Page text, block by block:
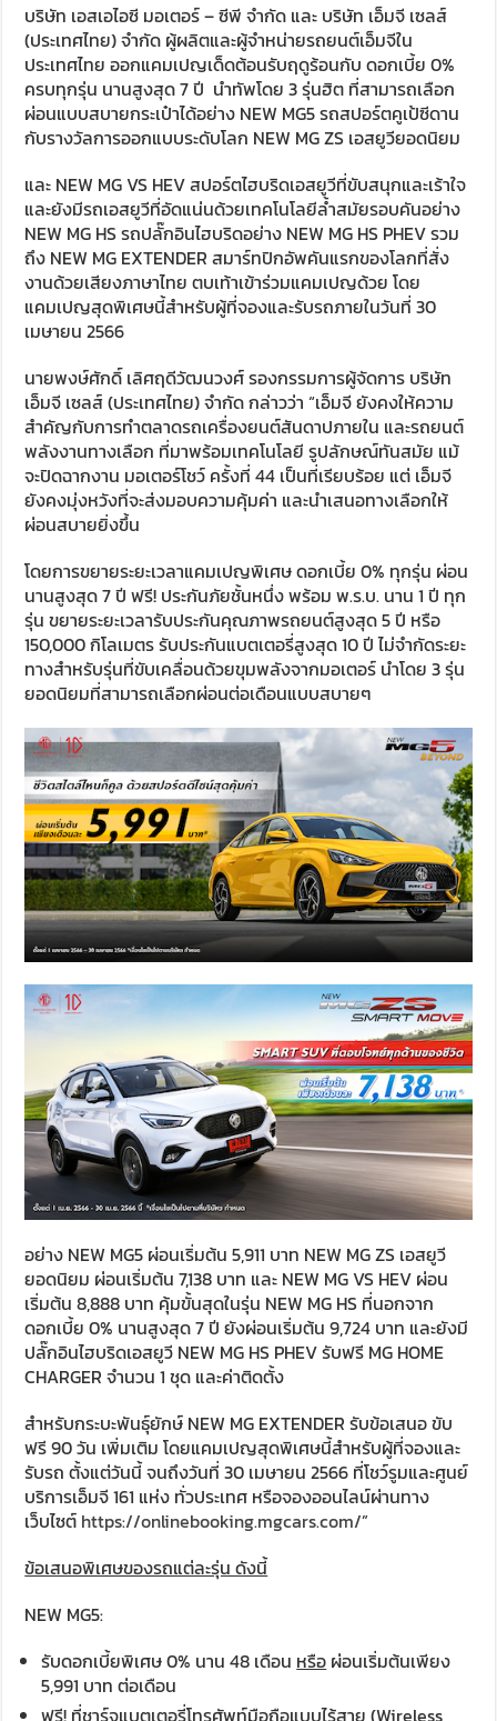
บริษัท เอสเอไอซี มอเตอร์ – ซีพี จำกัด และ บริษัท เอ็มจี เซลส์
(ประเทศไทย) จำกัด ผู้ผลิตและผู้จำหน่ายรถยนต์เอ็มจีใน
ประเทศไทย ออกแคมเปญเด็ดต้อนรับฤดูร้อนกับ ดอกเบี้ย 0%
ครบทุกรุ่น นานสูงสุด 7 ปี นำทัพโดย 3 รุ่นฮิต ที่สามารถเลือก
ผ่อนแบบสบายกระเป๋าได้อย่าง NEW MG5 รถสปอร์ตคูเป้ซีดาน
กับรางวัลการออกแบบระดับโลก NEW MG ZS เอสยูวียอดนิยม
และ NEW MG VS HEV สปอร์ตไฮบริดเอสยูวีที่ขับสนุกและเร้าใจ
และยังมีรถเอสยูวีที่อัดแน่นด้วยเทคโนโลยีล้ำสมัยรอบคันอย่าง
NEW MG HS รถปลั๊กอินไฮบริดอย่าง NEW MG HS PHEV รวม
ถึง NEW MG EXTENDER สมาร์ทปิกอัพคันแรกของโลกที่สั่ง
งานด้วยเสียงภาษาไทย ตบเท้าเข้าร่วมแคมเปญด้วย โดย
แคมเปญสุดพิเศษนี้สำหรับผู้ที่จองและรับรถภายในวันที่ 30
เมษายน 2566
นายพงษ์ศักดิ์ เลิศฤดีวัฒนวงศ์ รองกรรมการผู้จัดการ บริษัท
เอ็มจี เซลส์ (ประเทศไทย) จำกัด กล่าวว่า “เอ็มจี ยังคงให้ความ
สำคัญกับการทำตลาดรถเครื่องยนต์สันดาปภายใน และรถยนต์
พลังงานทางเลือก ที่มาพร้อมเทคโนโลยี รูปลักษณ์ทันสมัย แม้
จะปิดฉากงาน มอเตอร์โชว์ ครั้งที่ 44 เป็นที่เรียบร้อย แต่ เอ็มจี
ยังคงมุ่งหวังที่จะส่งมอบความคุ้มค่า และนำเสนอทางเลือกให้
ผ่อนสบายยิ่งขึ้น
โดยการขยายระยะเวลาแคมเปญพิเศษ ดอกเบี้ย 0% ทุกรุ่น ผ่อน
นานสูงสุด 7 ปี ฟรี! ประกันภัยชั้นหนึ่ง พร้อม พ.ร.บ. นาน 1 ปี ทุก
รุ่น ขยายระยะเวลารับประกันคุณภาพรถยนต์สูงสุด 5 ปี หรือ
150,000 กิโลเมตร รับประกันแบตเตอรี่สูงสุด 10 ปี ไม่จำกัดระยะ
ทางสำหรับรุ่นที่ขับเคลื่อนด้วยขุมพลังจากมอเตอร์ นำโดย 3 รุ่น
ยอดนิยมที่สามารถเลือกผ่อนต่อเดือนแบบสบายๆ
อย่าง NEW MG5 ผ่อนเริ่มต้น 5,911 บาท NEW MG ZS เอสยูวี
ยอดนิยม ผ่อนเริ่มต้น 7,138 บาท และ NEW MG VS HEV ผ่อน
เริ่มต้น 8,888 บาท คุ้มขั้นสุดในรุ่น NEW MG HS ที่นอกจาก
ดอกเบี้ย 0% นานสูงสุด 7 ปี ยังผ่อนเริ่มต้น 9,724 บาท และยังมี
ปลั๊กอินไฮบริดเอสยูวี NEW MG HS PHEV รับฟรี MG HOME
CHARGER จำนวน 1 ชุด และค่าติดตั้ง
สำหรับกระบะพันธุ์ยักษ์ NEW MG EXTENDER รับข้อเสนอ ขับ
ฟรี 90 วัน เพิ่มเติม โดยแคมเปญสุดพิเศษนี้สำหรับผู้ที่จองและ
รับรถ ตั้งแต่วันนี้ จนถึงวันที่ 30 เมษายน 2566 ที่โชว์รูมและศูนย์
บริการเอ็มจี 161 แห่ง ทั่วประเทศ หรือจองออนไลน์ผ่านทาง
เว็บไซต์ https://onlinebooking.mgcars.com/”
ข้อเสนอพิเศษของรถแต่ละรุ่น ดังนี้
NEW MG5:
รับดอกเบี้ยพิเศษ 0% นาน 48 เดือน หรือ ผ่อนเริ่มต้นเพียง
5,991 บาท ต่อเดือน
ฟรี! ที่ชาร์จแบตเตอรี่โทรศัพท์มือถือแบบไร้สาย (Wireless